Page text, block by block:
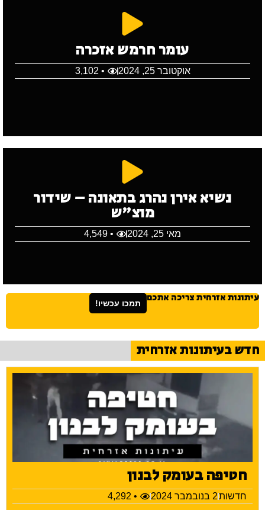
עומר חרמש אזכרה
אוקטובר 25, 2024 • 3,102
נשיא אירן נהרג בתאונה – שידור
מוצ"ש
מאי 25, 2024 • 4,549
עיתונות אזרחית צריכה אתכם תמכו עכשיו!
חדש בעיתונות אזרחית
חטיפה בעומק לבנון
חדשות2 בנובמבר 2024
• 4,292